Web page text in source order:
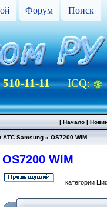
Форум Поиск
510-11-11ICQ:
| Начало|
АТС Samsung » OS7200 WIM
OS7200 WIM
категории